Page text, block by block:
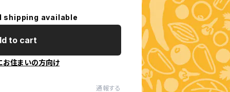
shipping available
to cart
お住まいの方向け
通報する